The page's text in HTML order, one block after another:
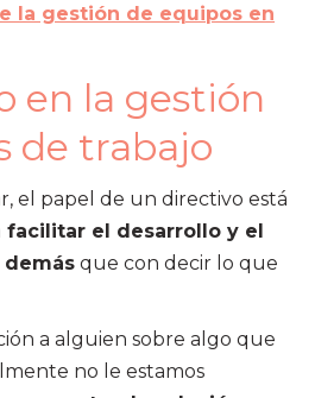
la gestión de equipos en
en la gestión
de trabajo
el papel de un directivo está
facilitar el desarrollo y el
demás que con decir lo que
a alguien sobre algo que
no le estamos